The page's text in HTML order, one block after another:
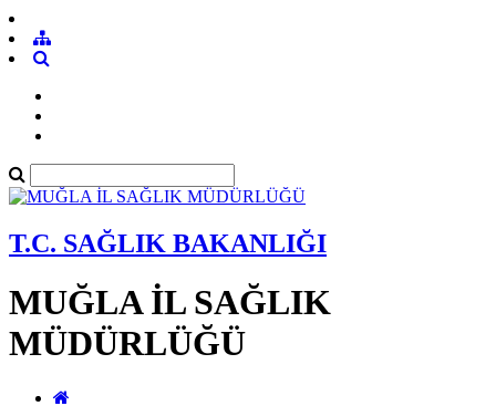
T.C. SAĞLIK BAKANLIĞI
MUĞLA İL SAĞLIK
MÜDÜRLÜĞÜ